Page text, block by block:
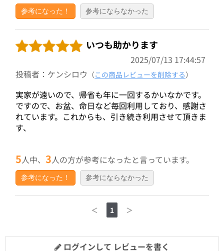
参考になった！ 参考にならなかった
いつも助かります
2025/07/13 17:44:57
投稿者：ケンシロウ （この商品レビューを削除する）
実家が遠いので、帰省も年に一回するかいなかです。
ですので、お盆、命日など毎回利用しており、感謝さ
れています。これからも、引き続き利用させて頂きま
す、
5人中、3人の方が参考になったと言っています。
参考になった！ 参考にならなかった
＜ 1 ＞
ログインして レビューを書く